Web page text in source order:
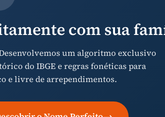
com sua
um algoritmo exclusivo
do IBGE e regras fonéticas para
e livre de arrependimentos.